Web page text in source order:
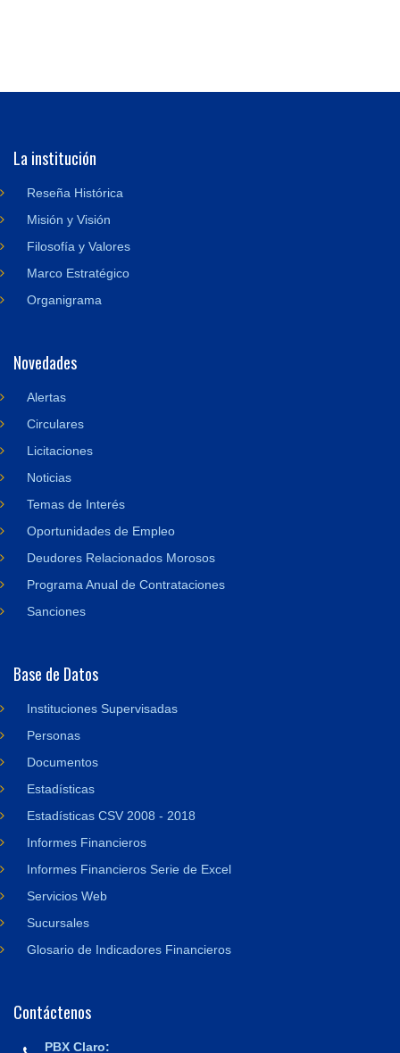
La institución
Reseña Histórica
Misión y Visión
Filosofía y Valores
Marco Estratégico
Organigrama
Novedades
Alertas
Circulares
Licitaciones
Noticias
Temas de Interés
Oportunidades de Empleo
Deudores Relacionados Morosos
Programa Anual de Contrataciones
Sanciones
Base de Datos
Instituciones Supervisadas
Personas
Documentos
Estadísticas
Estadísticas CSV 2008 - 2018
Informes Financieros
Informes Financieros Serie de Excel
Servicios Web
Sucursales
Glosario de Indicadores Financieros
Contáctenos
PBX Claro: